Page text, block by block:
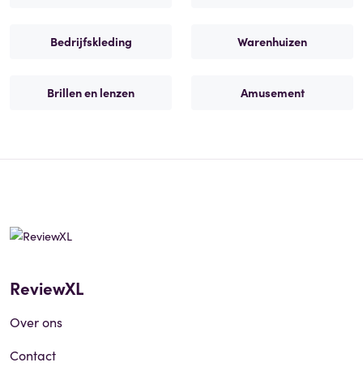
Bedrijfskleding Warenhuizen
Brillen en lenzen Amusement
ReviewXL
Over ons
Contact